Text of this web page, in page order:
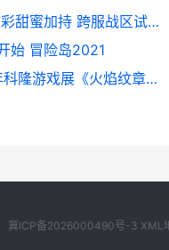
《反恐精英OL》幸运炫彩甜蜜加持 跨服战区试运行今天开始 反恐精英ol马年神器
始 冒险岛2021
任天堂确认参与2026年科隆游戏展《火焰纹章》新作有望首秀 任天堂确认键是哪个
冀ICP备2026000490号-3 XML